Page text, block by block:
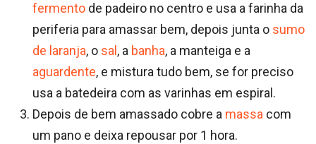
fermento de padeiro no centro e usa a farinha da
periferia para amassar bem, depois junta o sumo
de laranja, o sal , a banha, a manteiga e a
aguardente, e mistura tudo bem, se for preciso
usa a batedeira com as varinhas em espiral.
Depois de bem amassado cobre a massa com
um pano e deixa repousar por 1 hora.